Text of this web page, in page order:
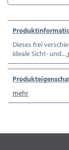
Dieses frei
ideale Sicht- und...
mehr